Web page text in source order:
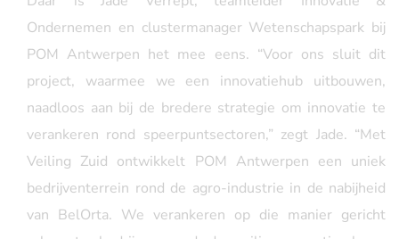
Ondernemen en clustermanager Wetenschapspark bij
POMAntwerpen het mee eens. “Voor ons sluit dit
project, waarmee we een innovatiehub uitbouwen,
naadloos aan bij de bredere strategie om innovatie te
verankeren rond speerpuntsectoren,” zegt Jade. “Met
Veiling Zuid ontwikkelt POM Antwerpen een uniek
bedrijventerrein rond de agro-industrie in de nabijheid
van BelOrta. We verankeren op die manier gericht